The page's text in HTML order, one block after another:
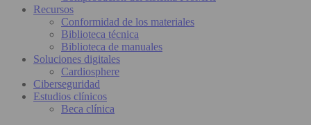
Recursos
Conformidad de los materiales
Biblioteca técnica
Biblioteca de manuales
Soluciones digitales
Cardiosphere
Ciberseguridad
Estudios clínicos
Beca clínica